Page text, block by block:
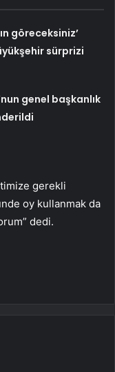
göreceksiniz’
sürprizi
genel başkanlık
gerekli
oy kullanmak da
dedi.